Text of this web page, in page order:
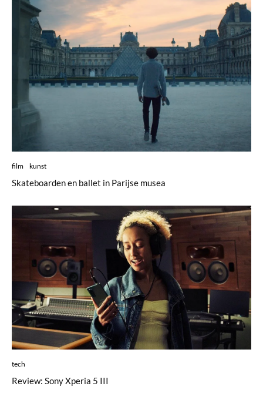
film kunst
Skateboarden en ballet in Parijse musea
tech
Review: Sony Xperia 5 III